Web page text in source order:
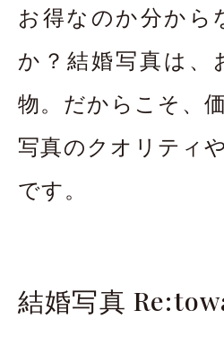
お得なのか分か
か？結婚写真は、
物。だからこそ、
写真のクオリティ
です。
結婚写真